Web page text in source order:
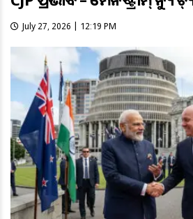
July 27, 2026 | 12:19 PM